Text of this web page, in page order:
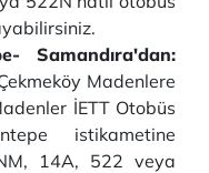
Samandıra'dan:
Madenlere
İETT Otobüs
istikametine
14A, 522 veya